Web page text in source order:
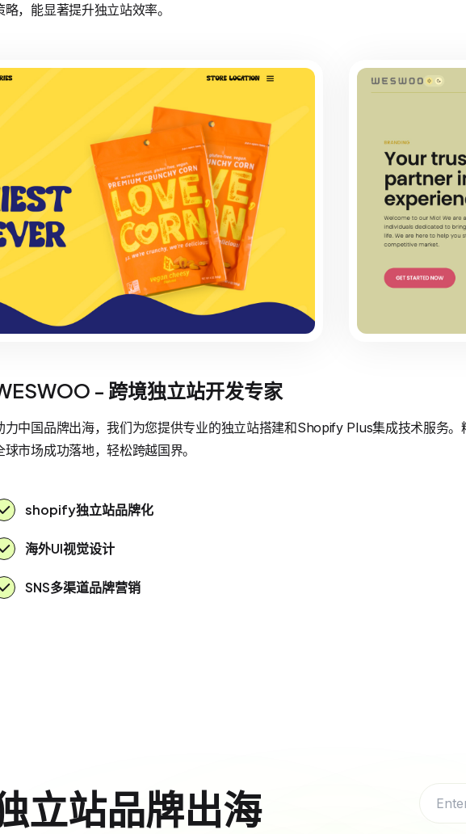
略，能显著提升独立站效率。
- 跨境独立站开发专家
力中国品牌出海，我们为您提供专业的独立站搭建和Shopify Plus集成技术服务
球市场成功落地，轻松跨越国界。
shopify独立站品牌化
海外UI视觉设计
SNS多渠道品牌营销
立站品牌出海